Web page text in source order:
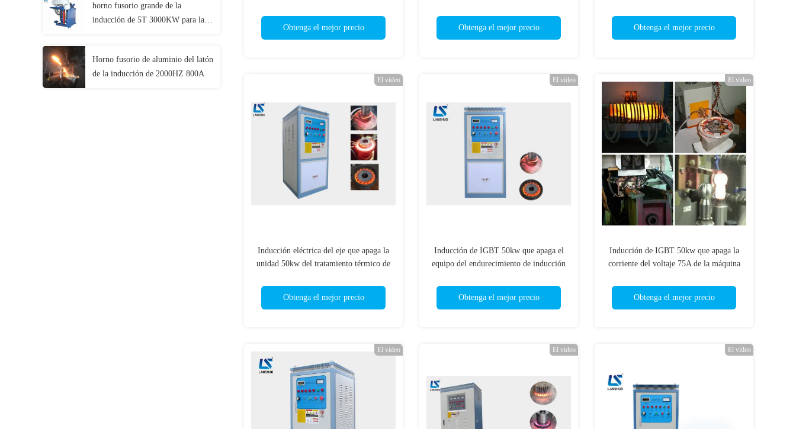
horno fusorio grande de la
inducción de 5T 3000KW para la
Horno fusorio de aluminio del latón
de la inducción de 2000HZ 800A
Obtenga el mejor precio
Obtenga el mejor precio
Obtenga el mejor precio
El video
Inducción eléctrica del eje que apaga la
unidad 50kw del tratamiento térmico de
Obtenga el mejor precio
El video
Inducción de IGBT 50kw que apaga el
equipo del endurecimiento de inducción
Obtenga el mejor precio
El video
Inducción de IGBT 50kw que apaga la
corriente del voltaje 75A de la máquina
Obtenga el mejor precio
El video El video El video